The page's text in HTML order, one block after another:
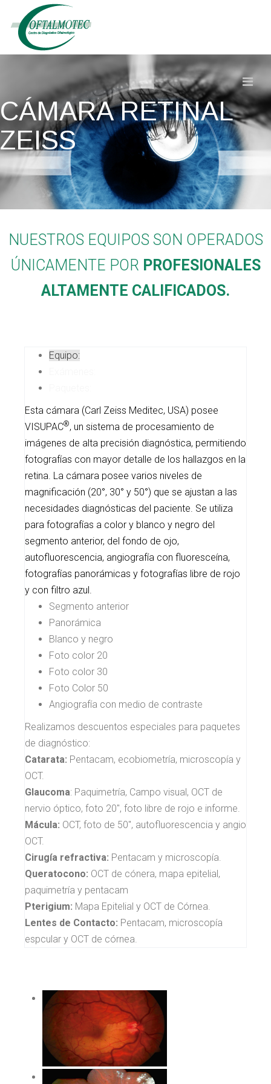
CÁMARA RETINAL
ZEISS
NUESTROS EQUIPOS SON OPERADOS
ÚNICAMENTE POR PROFESIONALES
ALTAMENTE CALIFICADOS.
Equipo:
Esta cámara (Carl Zeiss Meditec, USA) posee
VISUPAC®, un sistema de procesamiento de
imágenes de alta precisión diagnóstica, permitiendo
fotografías con mayor detalle de los hallazgos en la
retina. La cámara posee varios niveles de
magnificación (20°, 30° y 50°) que se ajustan a las
necesidades diagnósticas del paciente. Se utiliza
para fotografías a color y blanco y negro del
segmento anterior, del fondo de ojo,
autofluorescencia, angiografía con fluoresceína,
fotografías panorámicas y fotografías libre de rojo
y con filtro azul.
Segmento anterior
Panorámica
Blanco y negro
Foto color 20
Foto color 30
Foto Color 50
Angiografía con medio de contraste
Realizamos descuentos especiales para paquetes
de diagnóstico:
Catarata: Pentacam, ecobiometría, microscopía y
OCT.
Glaucoma: Paquimetría, Campo visual, OCT de
nervio óptico, foto 20", foto libre de rojo e informe.
Mácula: OCT, foto de 50", autofluorescencia y angio
OCT.
Cirugía refractiva: Pentacam y microscopía.
Queratocono: OCT de cónera, mapa epitelial,
paquimetría y pentacam
Pterigium: Mapa Epitelial y OCT de Córnea.
Lentes de Contacto: Pentacam, microscopía
espcular y OCT de córnea.